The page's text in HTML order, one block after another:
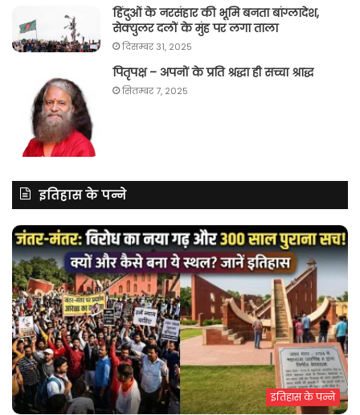
हिंदुओं के नरसंहार की भूमि बनता बांग्लादेश,
सेक्युलर दलों के मुंह पर लगा ताला
दिसम्बर 31, 2025
पितृपक्ष – अपनों के प्रति श्रद्धा ही सच्चा श्राद्ध
सितम्बर 7, 2025
इतिहास के पन्ने
इतिहास के पन्ने